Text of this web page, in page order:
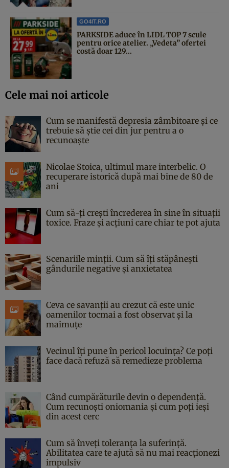
GO4IT.RO
PARKSIDE aduce în LIDL TOP 7 scule
pentru orice atelier. „Vedeta” ofertei
costă doar 129...
Cele mai noi articole
Cum se manifestă depresia zâmbitoare și ce
trebuie să știe cei din jur pentru a o
recunoaște
Nicolae Stoica, ultimul mare interbelic. O
recuperare istorică după mai bine de 80 de
ani
Cum să-ți crești încrederea în sine în situații
toxice. Fraze și acțiuni care chiar te pot ajuta
Scenariile minții. Cum să îți stăpânești
gândurile negative și anxietatea
Ceva ce savanții au crezut că este unic
oamenilor tocmai a fost observat și la
maimuțe
Vecinul îți pune în pericol locuința? Ce poți
face dacă refuză să remedieze problema
Când cumpărăturile devin o dependență.
Cum recunoști oniomania și cum poți ieși
din acest cerc
Cum să înveți toleranța la suferință.
Abilitatea care te ajută să nu mai reacționezi
impulsiv